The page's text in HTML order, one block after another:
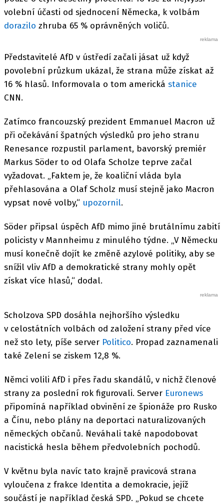
volební účasti od sjednocení Německa, k volbám
dorazilo zhruba 65 % oprávněných voličů.
Představitelé AfD v ústředí začali jásat už když
povolební průzkum ukázal, že strana může získat až
16 % hlasů. Informovala o tom americká stanice
CNN.
Zatímco francouzský prezident Emmanuel Macron už
při očekávání špatných výsledků pro jeho stranu
Renesance rozpustil parlament, bavorský premiér
Markus Söder to od Olafa Scholze teprve začal
vyžadovat. „Faktem je, že koaliční vláda byla
přehlasována a Olaf Scholz musí stejně jako Macron
vypsat nové volby,“ upozornil.
Söder připsal úspěch AfD mimo jiné brutálnímu zabití
policisty v Mannheimu z minulého týdne. „V Německu
musí konečně dojít ke změně azylové politiky, aby se
snížil vliv AfD a demokratické strany mohly opět
získat více hlasů,“ dodal.
Scholzova SPD dosáhla nejhoršího výsledku
v celostátních volbách od založení strany před více
než sto lety, píše server Politico. Propad zaznamenali
také Zelení se ziskem 12,8 %.
Němci volili AfD i přes řadu skandálů, v nichž členové
strany za poslední rok figurovali. Server Euronews
připomíná například obvinění ze špionáže pro Rusko
a Čínu, nebo plány na deportaci naturalizovaných
německých občanů. Neváhali také napodobovat
nacistická hesla během předvolebních pochodů.
V květnu byla navíc tato krajně pravicová strana
vyloučena z frakce Identita a demokracie, jejíž
součástí je například česká SPD. „Pokud se chcete